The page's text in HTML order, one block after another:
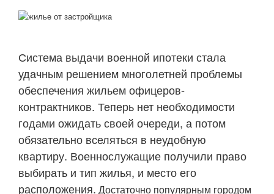
Система выдачи военной ипотеки стала
удачным решением многолетней проблемы
обеспечения жильем офицеров-
контрактников. Теперь нет необходимости
годами ожидать своей очереди, а потом
обязательно вселяться в неудобную
квартиру. Военнослужащие получили право
выбирать и тип жилья, и место его
расположения. Достаточно популярным городом